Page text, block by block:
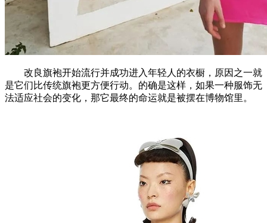
改良旗袍开始流行并成功进入年轻人的衣橱，原因之一就
是它们比传统旗袍更方便行动。的确是这样，如果一种服饰无
法适应社会的变化，那它最终的命运就是被摆在博物馆里。